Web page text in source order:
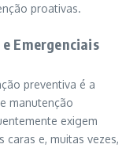
proativas.
Emergenciais
preventiva é a
manutenção
exigem
caras e, muitas vezes,